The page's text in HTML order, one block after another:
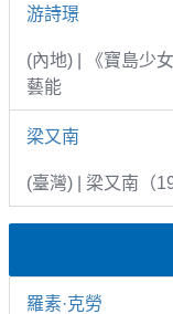
游詩璟
(內地) | 《寶島少
藝能
梁又南
(臺灣) | 梁又南（
羅素·克勞